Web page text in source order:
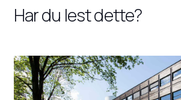
Har du lest dette?